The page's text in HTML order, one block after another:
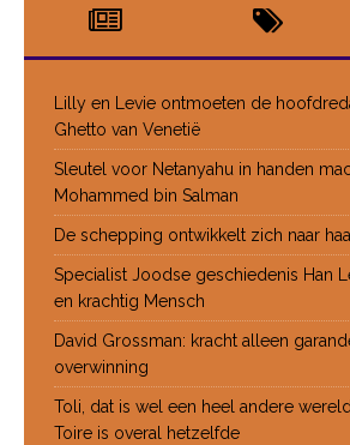
Lilly en Levie ontmoeten de
Ghetto van Venetië
Sleutel voor Netanyahu in handen
Mohammed bin Salman
De schepping ontwikkelt zich naar
Specialist Joodse geschiedenis Han
en krachtig Mensch
David Grossman: kracht alleen
overwinning
Toli, dat is wel een heel andere
Toire is overal hetzelfde